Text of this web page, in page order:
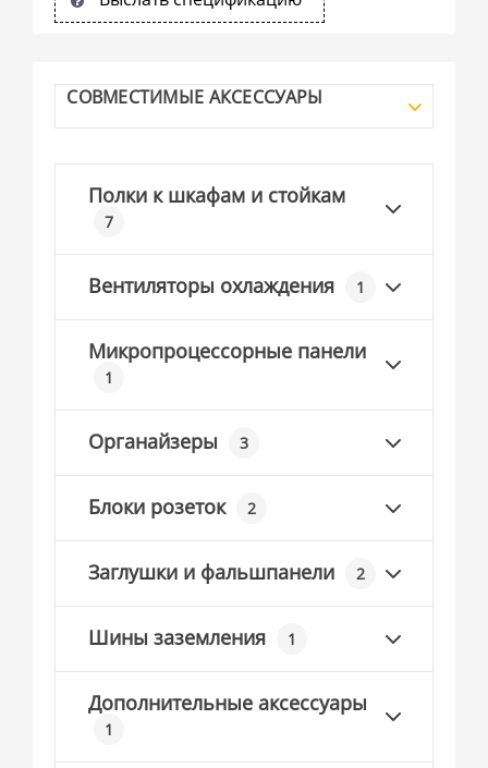
СОВМЕСТИМЫЕ АКСЕССУАРЫ
Полки к шкафам и стойкам
7
Вентиляторы охлаждения 1
Микропроцессорные панели
1
Органайзеры 3
Блоки розеток 2
Заглушки и фальшпанели 2
Шины заземления 1
Дополнительные аксессуары
1